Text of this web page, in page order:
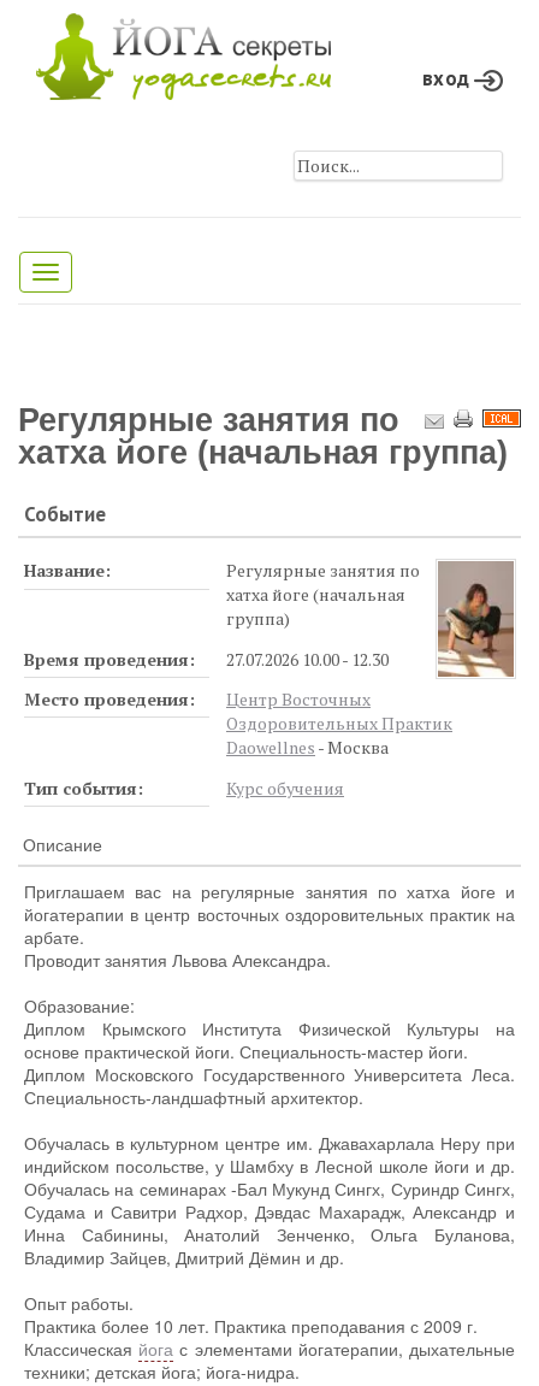
вход
Toggle
navigation
Регулярные занятия по
хатха йоге (начальная группа)
Событие
Название:
Регулярные занятия по
хатха йоге (начальная
группа)
Время проведения:
27.07.2026 10.00 - 12.30
Место проведения:
Центр Восточных
Оздоровительных Практик
Daowellnes - Москва
Тип события:
Курс обучения
Описание
Приглашаем вас на регулярные занятия по хатха йоге и
йогатерапии в центр восточных оздоровительных практик на
арбате.
Проводит занятия Львова Александра.
Образование:
Диплом Крымского Института Физической Культуры на
основе практической йоги. Специальность-мастер йоги.
Диплом Московского Государственного Университета Леса.
Специальность-ландшафтный архитектор.
Обучалась в культурном центре им. Джавахарлала Неру при
индийском посольстве, у Шамбху в Лесной школе йоги и др.
Обучалась на семинарах -Бал Мукунд Сингх, Суриндр Сингх,
Судама и Савитри Радхор, Дэвдас Махарадж, Александр и
Инна Сабинины, Анатолий Зенченко, Ольга Буланова,
Владимир Зайцев, Дмитрий Дёмин и др.
Опыт работы.
Практика более 10 лет. Практика преподавания с 2009 г.
Классическая йога с элементами йогатерапии, дыхательные
техники; детская йога; йога-нидра.